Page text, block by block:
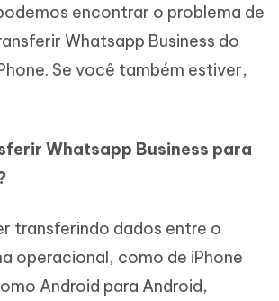
encontrar o problema de
Whatsapp Business do
Se você também estiver,
Whatsapp Business para
transferindo dados entre o
operacional, como de iPhone
Android para Android,